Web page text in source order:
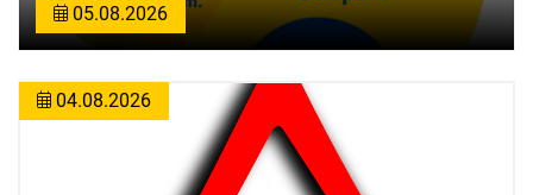
05.08.2026
04.08.2026